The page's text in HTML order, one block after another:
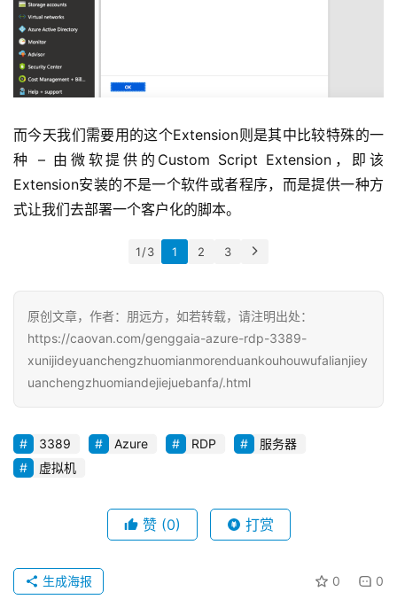
心
W
E
3
.
0
资
而今天我们需要用的这个Extension则是其中比较特殊的一
种 – 由微软提供的Custom Script Extension，即该
Extension安装的不是一个软件或者程序，而是提供一种方
式让我们去部署一个客户化的脚本。
1 / 3 1 2 3
原创文章，作者：朋远方，如若转载，请注明出处：
https://caovan.com/genggaia-azure-rdp-3389-
xunijideyuanchengzhuomianmorenduankouhouwufalianjiey
uanchengzhuomiandejiejuebanfa/.html
3389 Azure RDP
服务器
虚拟机
赞 (0) 打赏
0 0
生成海报